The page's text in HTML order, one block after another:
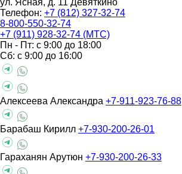
Телефон: +7 (812) 327-32-74
8-800-550-32-74
+7 (911) 928-32-74 (МТС)
Пн - Пт: с 9:00 до 18:00
Сб: с 9:00 до 16:00
Алексеева Александра +7-911-923-76-88
Барабаш Кирилл +7-930-200-26-01
Гараханян Арутюн +7-930-200-26-33